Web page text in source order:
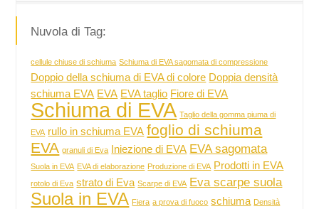
Nuvola di Tag:
cellule chiuse di schiuma Schiuma di EVA sagomata di compressione
Doppio della schiuma di EVA di colore Doppia densità
schiuma EVA EVA EVA taglio Fiore di EVA
Schiuma di EVA Taglio della gomma piuma di
EVA rullo in schiuma EVA foglio di schiuma
EVA granuli di Eva Iniezione di EVA EVA sagomata
Suola in EVA EVA di elaborazione Produzione di EVA Prodotti in EVA
rotolo di Eva strato di Eva Scarpe di EVA Eva scarpe suola
Suola in EVA Fiera a prova di fuoco schiuma Densità